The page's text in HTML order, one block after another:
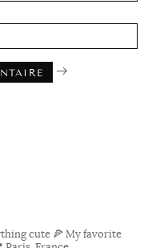
cute 🍕 My favorite